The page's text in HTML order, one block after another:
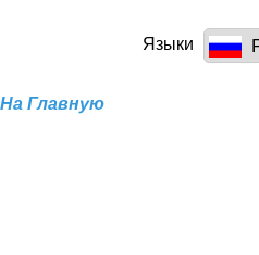
основному
содержанию
a100z.comЯзыки
На Главную